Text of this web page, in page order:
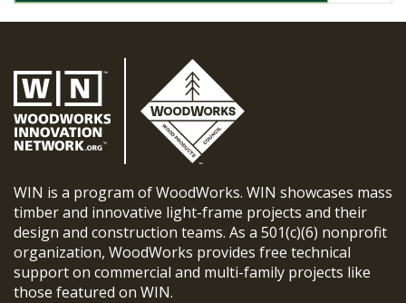
WIN is a program of WoodWorks. WIN showcases mass
timber and innovative light-frame projects and their
design and construction teams. As a 501(c)(6) nonprofit
organization, WoodWorks provides free technical
support on commercial and multi-family projects like
those featured on WIN.